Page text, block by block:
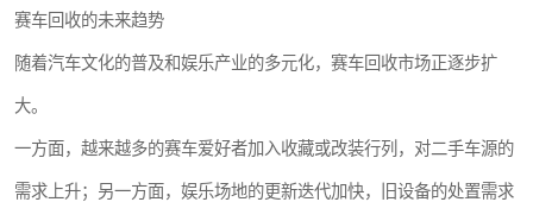
赛车回收的未来趋势
随着汽车文化的普及和娱乐产业的多元化，赛车回收市场正逐步扩
大。
一方面，越来越多的赛车爱好者加入收藏或改装行列，对二手车源的
需求上升；另一方面，娱乐场地的更新迭代加快，旧设备的处置需求